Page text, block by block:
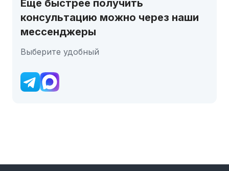
Еще быстрее получить
консультацию можно через наши
мессенджеры
Выберите удобный